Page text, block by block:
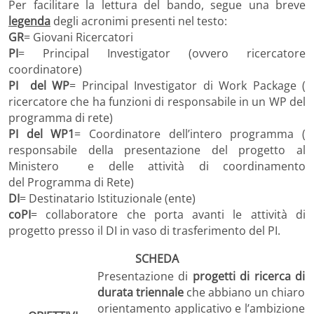
Per facilitare la lettura del bando, segue una breve
legenda degli acronimi presenti nel testo:
GR= Giovani Ricercatori
PI= Principal Investigator (ovvero ricercatore
coordinatore)
PI del WP= Principal Investigator di Work Package (
ricercatore che ha funzioni di responsabile in un WP del
programma di rete)
PI del WP1= Coordinatore dell’intero programma (
responsabile della presentazione del progetto al
Ministero e delle attività di coordinamento
del Programma di Rete)
DI= Destinatario Istituzionale (ente)
coPI= collaboratore che porta avanti le attività di
progetto presso il DI in vaso di trasferimento del PI.
SCHEDA
Presentazione di progetti di ricerca di
durata triennale che abbiano un chiaro
orientamento applicativo e l’ambizione